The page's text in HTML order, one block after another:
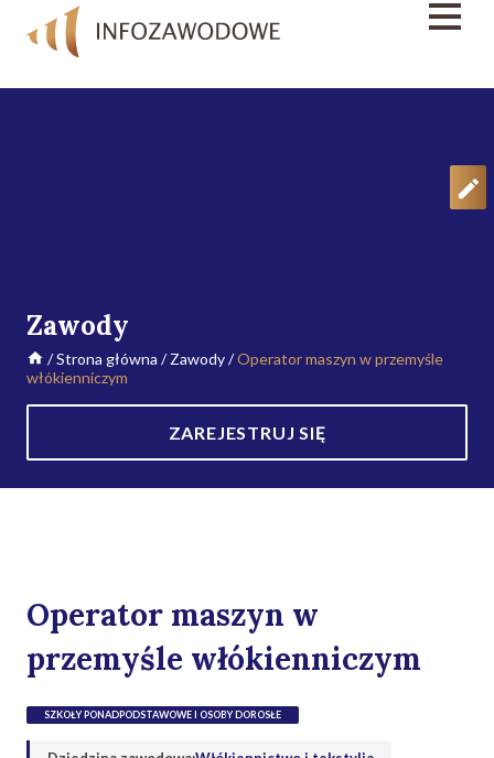
Zawody
/Strona główna /Zawody/Operator maszyn w przemyśle
włókienniczym
ZAREJESTRUJ SIĘ
Operator maszyn w
przemyśle włókienniczym
SZKOŁY PONADPODSTAWOWE I OSOBY DOROSŁE